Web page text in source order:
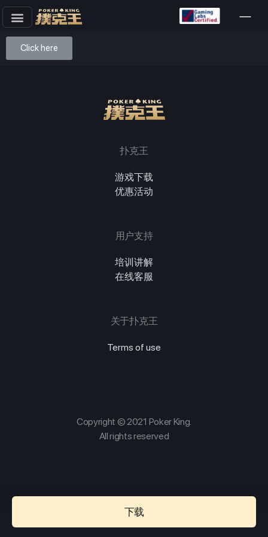
正
Click here
扑克王
游戏下载
优惠活动
用户支持
培训讲解
在线客服
关于扑克王
Terms of use
Copyright © 2021 Poker King.
All rights reserved
下载